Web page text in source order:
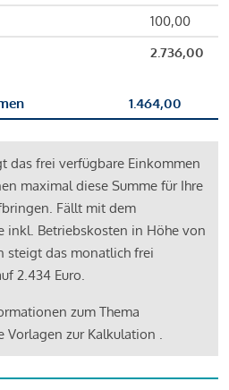
100,00
2.736,00
1.464,00
das frei verfügbare Einkommen
maximal diese Summe für Ihre
Fällt mit dem
inkl. Betriebskosten in Höhe von
steigt das monatlich frei
2.434 Euro.
zum Thema
Vorlagen zur Kalkulation .